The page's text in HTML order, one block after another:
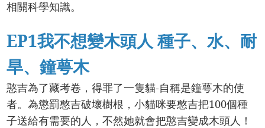
相關科學知識。
EP1我不想變木頭人 種子、水、耐
旱、鐘萼木
憨吉為了藏考卷，得罪了一隻貓-自稱是鐘萼木的使
者。為懲罰憨吉破壞樹根，小貓咪要憨吉把100個種
子送給有需要的人，不然她就會把憨吉變成木頭人！